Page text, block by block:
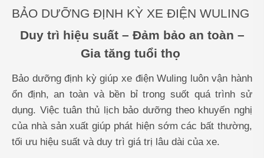
BẢO DƯỠNG ĐỊNH KỲ XE ĐIỆN WULING
Duy trì hiệu suất – Đảm bảo an toàn –
Gia tăng tuổi thọ
Bảo dưỡng định kỳ giúp xe điện Wuling luôn vận hành
ổn định, an toàn và bền bỉ trong suốt quá trình sử
dụng. Việc tuân thủ lịch bảo dưỡng theo khuyến nghị
của nhà sản xuất giúp phát hiện sớm các bất thường,
tối ưu hiệu suất và duy trì giá trị lâu dài của xe.